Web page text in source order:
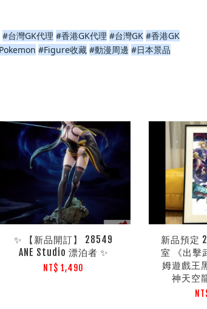
#台灣GK代理 #香港GK代理 #台灣GK #香港GK
#Figure收藏 #動漫周邊 #日本景品
✨ 【新品開訂】 28549
ANE Studio 漂泊者 ✨
NT$ 1,490
新品預定
室 《出擊
姆遊戲王
神天空